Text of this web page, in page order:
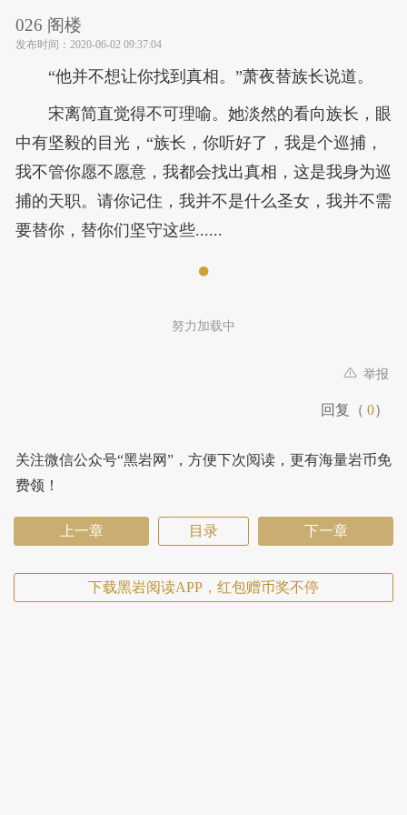
026 阁楼
发布时间： 2020-06-02 09:37:04
“他并不想让你找到真相。”萧夜替族长说道。
宋离简直觉得不可理喻。她淡然的看向族长，眼
中有坚毅的目光，“族长，你听好了，我是个巡捕，
我不管你愿不愿意，我都会找出真相，这是我身为巡
捕的天职。请你记住，我并不是什么圣女，我并不需
要替你，替你们坚守这些......
努力加载中
举报
回复（ 0）
关注微信公众号“黑岩网”，方便下次阅读，更有海量岩币免
费领！
上一章 目录 下一章
下载黑岩阅读APP，红包赠币奖不停